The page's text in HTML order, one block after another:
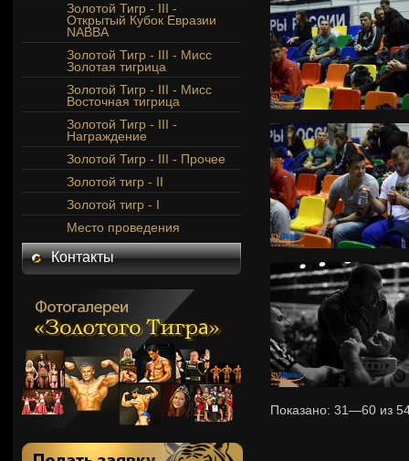
Золотой Тигр - III -
Открытый Кубок Евразии
NABBA
Золотой Тигр - III - Мисс
Золотая тигрица
Золотой Тигр - III - Мисс
Восточная тигрица
Золотой Тигр - III -
Награждение
Золотой Тигр - III - Прочее
Золотой тигр - II
Золотой тигр - I
Место проведения
Контакты
Показано: 31—60 из